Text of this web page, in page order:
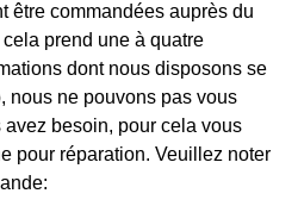
être commandées auprès du
prend une à quatre
dont nous disposons se
nous ne pouvons pas vous
besoin, pour cela vous
pour réparation. Veuillez noter